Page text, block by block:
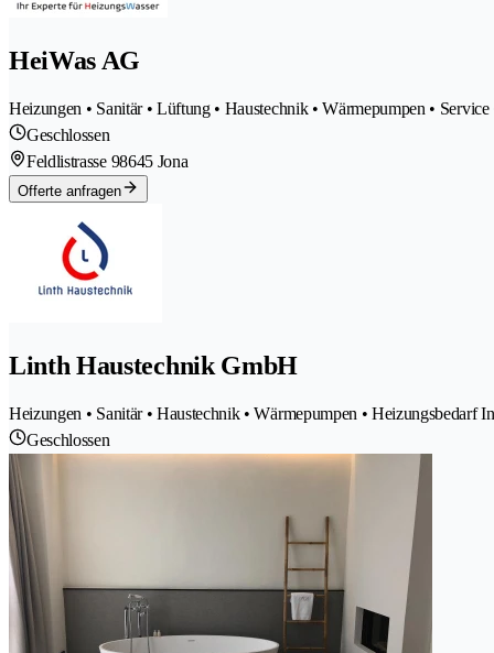
HeiWas AG
Heizungen • Sanitär • Lüftung • Haustechnik • Wärmepumpen •
Geschlossen
Feldlistrasse 98645 Jona
Offerte anfragen
Linth Haustechnik GmbH
Heizungen • Sanitär • Haustechnik • Wärmepumpen • Heizungsbedarf
Geschlossen